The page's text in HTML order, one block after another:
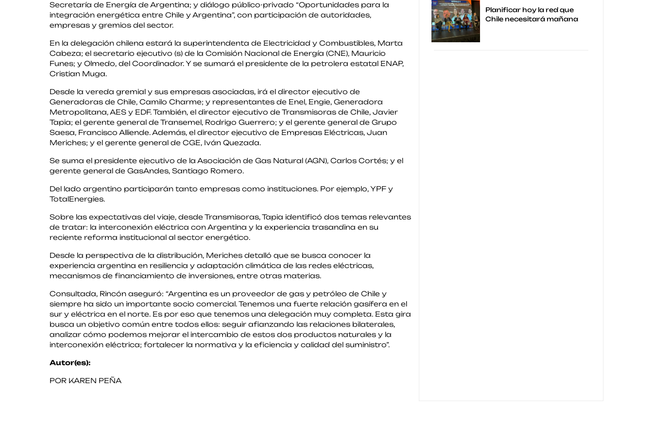
Secretaría de Energía de Argentina; y diálogo público-privado “Oportunidades para la
integración energética entre Chile y Argentina”, con participación de autoridades,
empresas y gremios del sector.
En la delegación chilena estará la superintendenta de Electricidad y Combustibles, Marta
Cabeza; el secretario ejecutivo (s) de la Comisión Nacional de Energía (CNE), Mauricio
Funes; y Olmedo, del Coordinador. Y se sumará el presidente de la petrolera estatal ENAP,
Cristian Muga.
Desde la vereda gremial y sus empresas asociadas, irá el director ejecutivo de
Generadoras de Chile, Camilo Charme; y representantes de Enel, Engie, Generadora
Metropolitana, AES y EDF. También, el director ejecutivo de Transmisoras de Chile, Javier
Tapia; el gerente general de Transemel, Rodrigo Guerrero; y el gerente general de Grupo
Saesa, Francisco Alliende. Además, el director ejecutivo de Empresas Eléctricas, Juan
Meriches; y el gerente general de CGE, Iván Quezada.
Se suma el presidente ejecutivo de la Asociación de Gas Natural (AGN), Carlos Cortés; y el
gerente general de GasAndes, Santiago Romero.
Del lado argentino participarán tanto empresas como instituciones. Por ejemplo, YPF y
TotalEnergies.
Sobre las expectativas del viaje, desde Transmisoras, Tapia identificó dos temas relevantes
de tratar: la interconexión eléctrica con Argentina y la experiencia trasandina en su
reciente reforma institucional al sector energético.
Desde la perspectiva de la distribución, Meriches detalló que se busca conocer la
experiencia argentina en resiliencia y adaptación climática de las redes eléctricas,
mecanismos de financiamiento de inversiones, entre otras materias.
Consultada, Rincón aseguró: “Argentina es un proveedor de gas y petróleo de Chile y
siempre ha sido un importante socio comercial. Tenemos una fuerte relación gasífera en el
sur y eléctrica en el norte. Es por eso que tenemos una delegación muy completa. Esta gira
busca un objetivo común entre todos ellos: seguir afianzando las relaciones bilaterales,
analizar cómo podemos mejorar el intercambio de estos dos productos naturales y la
interconexión eléctrica; fortalecer la normativa y la eficiencia y calidad del suministro”.
Autor(es):
POR KAREN PEÑA
Planificar hoy la red que
Chile necesitará mañana